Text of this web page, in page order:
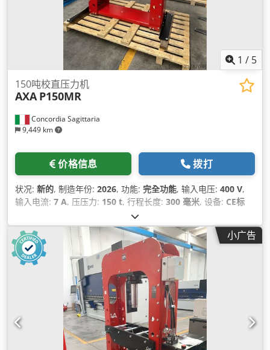
1 / 5
Concordia Sagittaria
9,449 km
150吨校直压力机
AXA P150MR
价格信息 拨打
状况: 新的, 制造年份: 2026, 功能: 完全功能, 输入电压: 400 V,
输入电流: 7 A, 压压力: 150 t, 行程长度: 300 毫米, 设备: CE标
小广告